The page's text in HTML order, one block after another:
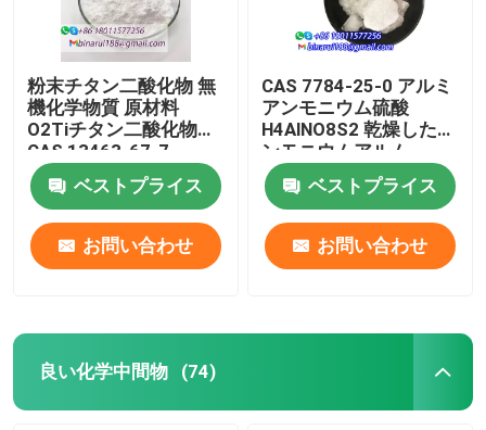
粉末チタン二酸化物 無
機化学物質 原材料
O2Tiチタン二酸化物
CAS 13463-67-7
ベストプライス
お問い合わせ
CAS 7784-25-0 アルミ
アンモニウム硫酸
H4AlNO8S2 乾燥したア
ンモニウムアルム
ベストプライス
お問い合わせ
良い化学中間物 (74)